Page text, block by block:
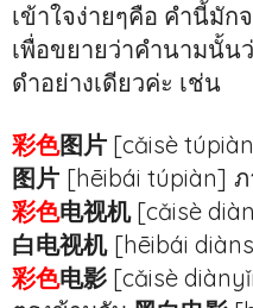
เข้าใจง่ายๆคือ คำนี้มัก
เพื่อขยายว่าคำนามนั้น
ดำอย่างเดียวค่ะ เช่น
彩色图片 [cǎisè
图片 [hēibái túpiàn]
彩色电视机[cǎisè
白电视机 [hēibái
彩色电影 [cǎisè